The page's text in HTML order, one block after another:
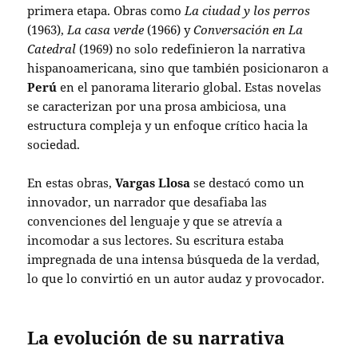
primera etapa. Obras como La ciudad y los perros
(1963), La casa verde (1966) yConversación en La
Catedral (1969) no solo redefinieron la narrativa
hispanoamericana, sino que también posicionaron a
Perú en el panorama literario global. Estas novelas
se caracterizan por una prosa ambiciosa, una
estructura compleja y un enfoque crítico hacia la
sociedad.
En estas obras,Vargas Llosa se destacó como un
innovador, un narrador que desafiaba las
convenciones del lenguaje y que se atrevía a
incomodar a sus lectores. Su escritura estaba
impregnada de una intensa búsqueda de la verdad,
lo que lo convirtió en un autor audaz y provocador.
La evolución de su narrativa